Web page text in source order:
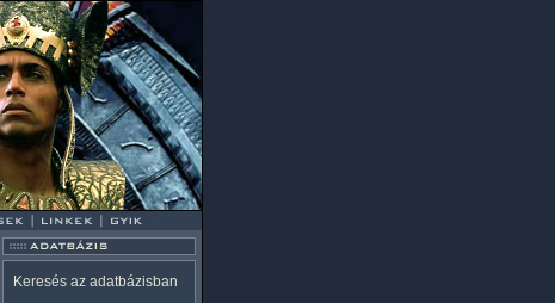
Keresés az adatbázisban